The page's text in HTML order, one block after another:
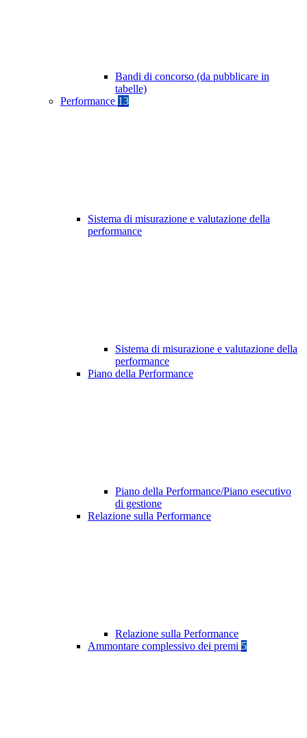
Bandi di concorso (da pubblicare in
tabelle)
Performance 13
Sistema di misurazione e valutazione della
performance
Sistema di misurazione e valutazione della
performance
Piano della Performance
Piano della Performance/Piano esecutivo
di gestione
Relazione sulla Performance
Relazione sulla Performance
Ammontare complessivo dei premi 5